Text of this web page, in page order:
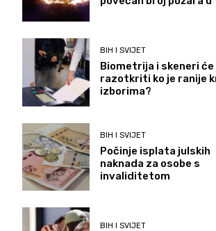
BIH I SVIJET
Biometrija i skeneri će
razotkriti ko je ranije
izborima?
BIH I SVIJET
Počinje isplata julskih
naknada za osobe s
invaliditetom
BIH I SVIJET